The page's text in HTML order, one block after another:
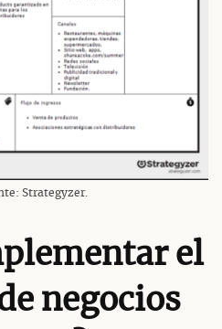
Strategyzer.
el
negocios